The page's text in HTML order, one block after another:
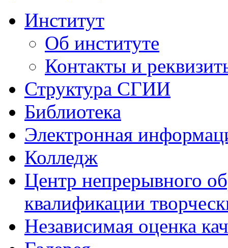
Институт
Об институте
Контакты и
Структура СГИИ
Библиотека
Электронная
Колледж
Центр непрерывного
квалификации
Независимая оценка